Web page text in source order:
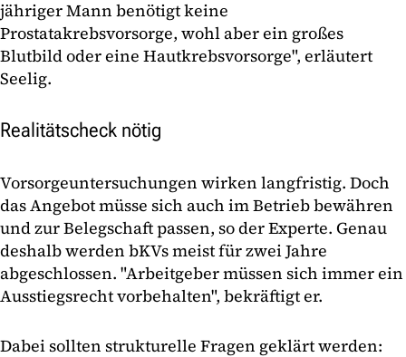
jähriger Mann benötigt keine
Prostatakrebsvorsorge, wohl aber ein großes
Blutbild oder eine Hautkrebsvorsorge", erläutert
Seelig.
Realitätscheck nötig
Vorsorgeuntersuchungen wirken langfristig. Doch
das Angebot müsse sich auch im Betrieb bewähren
und zur Belegschaft passen, so der Experte. Genau
deshalb werden bKVs meist für zwei Jahre
abgeschlossen. "Arbeitgeber müssen sich immer ein
Ausstiegsrecht vorbehalten", bekräftigt er.
Dabei sollten strukturelle Fragen geklärt werden: